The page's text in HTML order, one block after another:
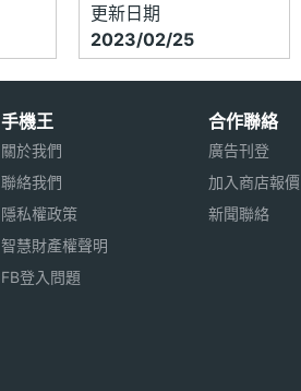
更新日期
2023/02/25
手機王
關於我們
聯絡我們
隱私權政策
智慧財產權聲明
FB登入問題
合作聯絡
廣告刊登
加入商店報價
新聞聯絡